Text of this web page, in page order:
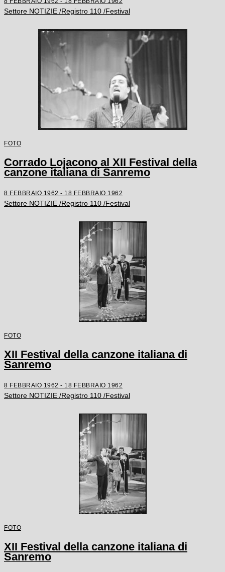
Settore NOTIZIE /Registro 110 /Festival
FOTO
Corrado Lojacono al XII Festival della
canzone italiana di Sanremo
8 FEBBRAIO 1962 - 18 FEBBRAIO 1962
Settore NOTIZIE /Registro 110 /Festival
FOTO
XII Festival della canzone italiana di
Sanremo
8 FEBBRAIO 1962 - 18 FEBBRAIO 1962
Settore NOTIZIE /Registro 110 /Festival
FOTO
XII Festival della canzone italiana di
Sanremo